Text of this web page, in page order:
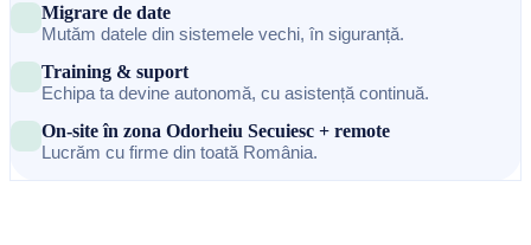
Migrare de date
Mutăm datele din sistemele vechi, în siguranță.
Training & suport
Echipa ta devine autonomă, cu asistență continuă.
On-site în zona Odorheiu Secuiesc + remote
Lucrăm cu firme din toată România.